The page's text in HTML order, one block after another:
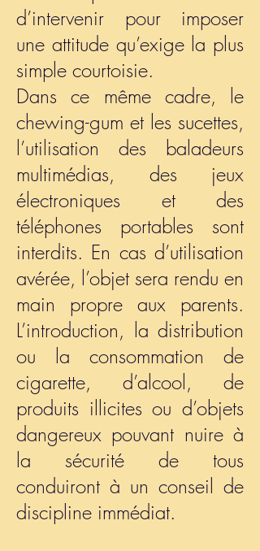
d’intervenir pour imposer
une attitude qu’exige la plus
simple courtoisie.
Dans ce même cadre, le
chewing-gum et les sucettes,
l’utilisation des baladeurs
multimédias, des jeux
électroniques et des
téléphones portables sont
interdits. En cas d’utilisation
avérée, l’objet sera rendu en
main propre aux parents.
L’introduction, la distribution
ou la consommation de
cigarette, d’alcool, de
produits illicites ou d’objets
dangereux pouvant nuire à
la sécurité de tous
conduiront à un conseil de
discipline immédiat.